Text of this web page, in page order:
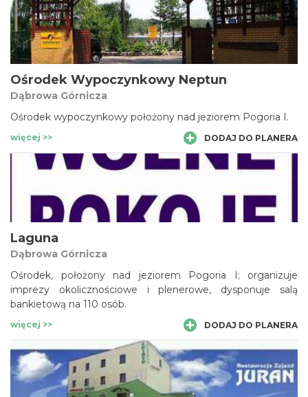
Ośrodek Wypoczynkowy Neptun
Dąbrowa Górnicza
Ośrodek wypoczynkowy położony nad jeziorem Pogoria I.
więcej >> DODAJ DO PLANERA
Laguna
Dąbrowa Górnicza
Ośrodek, położony nad jeziorem Pogoria I; organizuje
imprezy okolicznościowe i plenerowe, dysponuje salą
bankietową na 110 osób.
więcej >> DODAJ DO PLANERA